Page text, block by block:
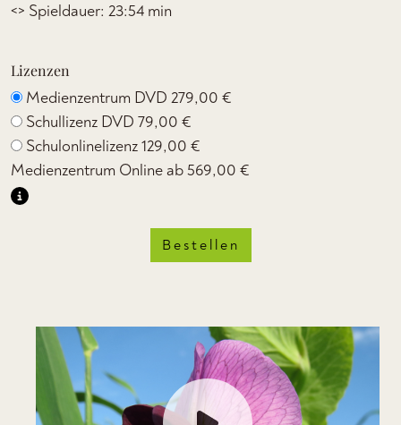
<> Spieldauer: 23:54 min
Lizenzen
Medienzentrum DVD 279,00 €
Schullizenz DVD 79,00 €
Schulonlinelizenz129,00 €
Medienzentrum Online ab569,00 €
Bestellen